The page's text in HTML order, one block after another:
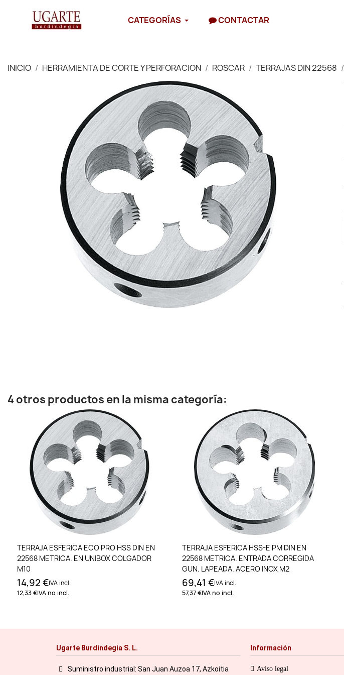
CATEGORÍAS CONTACTAR
INICIO HERRAMIENTA DE CORTE Y PERFORACION ROSCAR TERRAJAS DIN 22568
4 otros productos en la misma categoría:
Añadir al carrito
TERRAJA ESFERICA ECO PRO HSS DIN EN
22568 METRICA. EN UNIBOX COLGADOR
M10
14,92 €IVA incl.
12,33 €IVA no incl.
Añadir al carrito
TERRAJA ESFERICA HSS-E PM DIN EN
22568 METRICA. ENTRADA CORREGIDA
GUN. LAPEADA. ACERO INOX M2
69,41 €IVA incl.
57,37 €IVA no incl.
Ugarte Burdindegia S. L.
Suministro industrial: San Juan Auzoa 17, Azkoitia
Información
Aviso legal